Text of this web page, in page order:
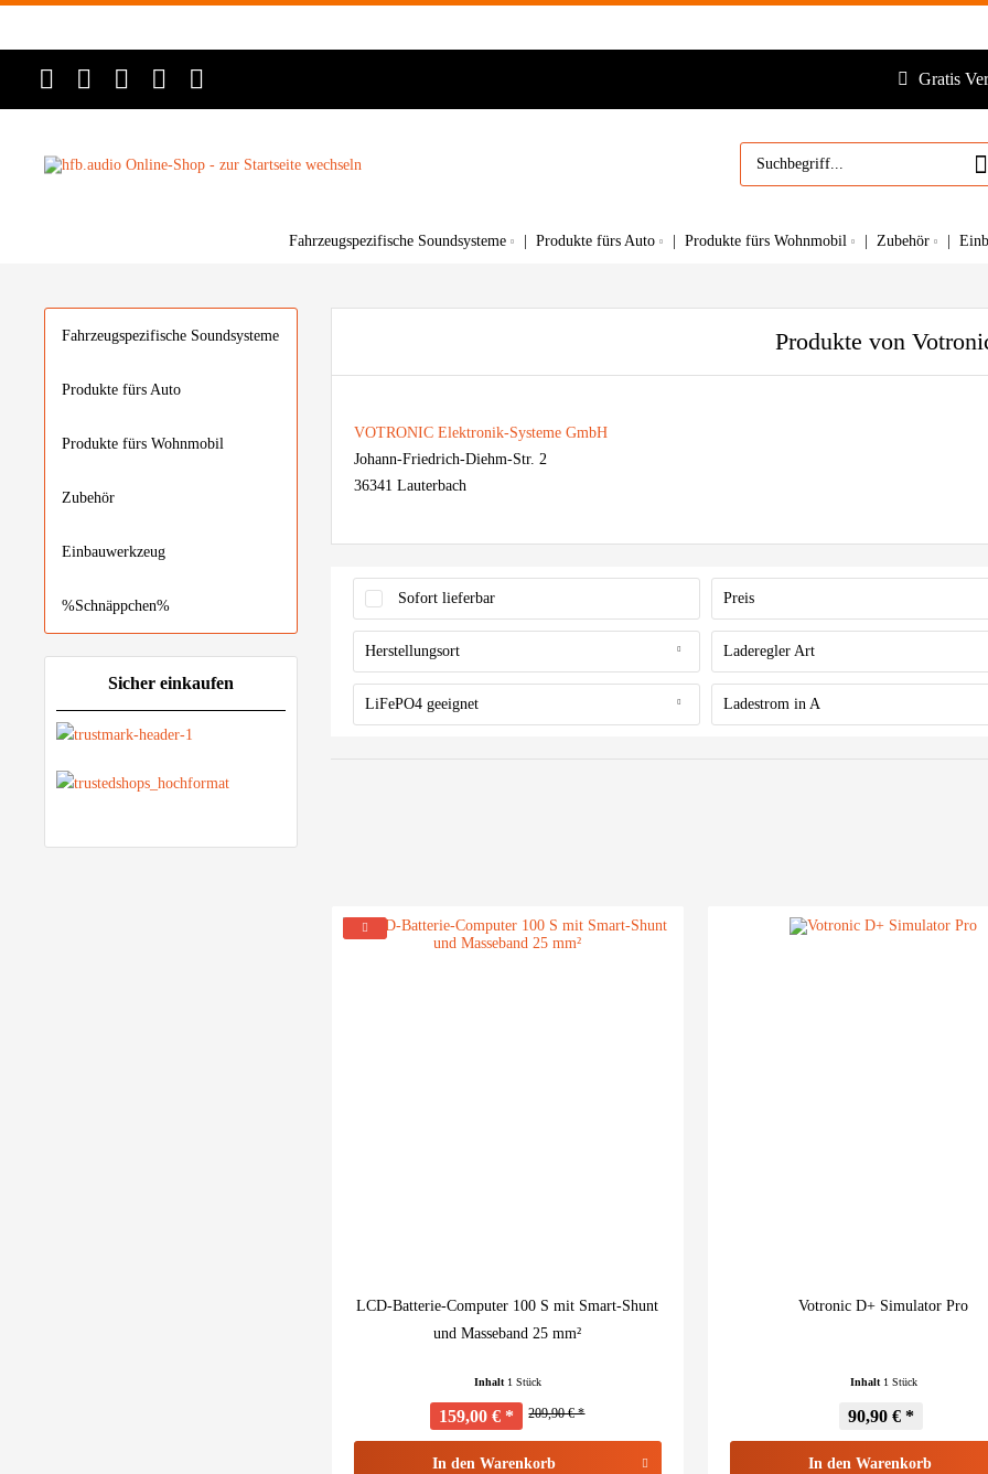
Gratis
Fahrzeugspezifische Soundsysteme Produkte fürs Auto Produkte fürs Wohnmobil Zubehör
Fahrzeugspezifische Soundsysteme
Produkte fürs Auto
Produkte fürs Wohnmobil
Zubehör
Einbauwerkzeug
%Schnäppchen%
Sicher einkaufen
Produkte von
VOTRONIC Elektronik-Systeme GmbH
Johann-Friedrich-Diehm-Str. 2
36341 Lauterbach
Sofort lieferbar Preis
von22,90 €bis1106,90 €
Herstellungsort
Made in Germany
Laderegler Art
MPP
PWM
LiFePO4 geeignet Ladestrom in A
LCD-Batterie-Computer 100 S mit Smart-Shunt
und Masseband 25 mm²
Inhalt 1 Stück
209,90 € *
159,00 € *
In den Warenkorb
Votronic D+ Simulator Pro
Inhalt 1 Stück
90,90 € *
In den Warenkorb